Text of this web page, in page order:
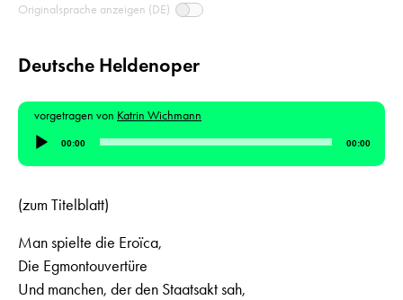
Originalsprache anzeigen (DE)
Deutsche Heldenoper
vorgetragen von Katrin Wichmann
Audio-
Player
00:00 00:00
(zum Titelblatt)
Man spielte die Eroïca,
Die Egmontouvertüre
Und manchen, der den Staatsakt sah,